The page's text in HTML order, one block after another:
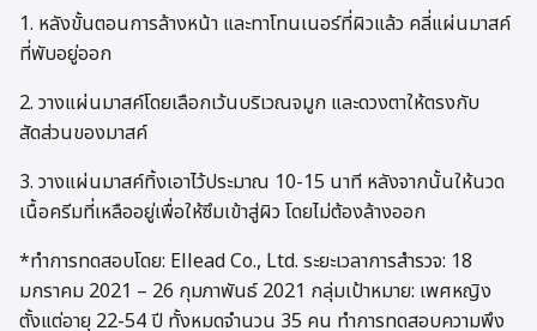
1. หลังขั้นตอนการล้างหน้า และทาโทนเนอร์ที่ผิวแล้ว คลี่แผ่นมาสค์
ที่พับอยู่ออก
2. วางแผ่นมาสค์โดยเลือกเว้นบริเวณจมูก และดวงตาให้ตรงกับ
สัดส่วนของมาสค์
3. วางแผ่นมาสค์ทิ้งเอาไว้ประมาณ 10-15 นาที หลังจากนั้นให้นวด
เนื้อครีมที่เหลืออยู่เพื่อให้ซึมเข้าสู่ผิว โดยไม่ต้องล้างออก
*ทำการทดสอบโดย: Ellead Co., Ltd. ระยะเวลาการสำรวจ: 18
มกราคม 2021 – 26 กุมภาพันธ์ 2021 กลุ่มเป้าหมาย: เพศหญิง
ตั้งแต่อายุ 22-54 ปี ทั้งหมดจำนวน 35 คน ทำการทดสอบความพึง